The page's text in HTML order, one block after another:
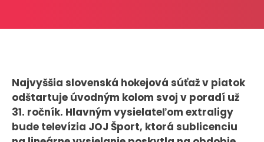
B2B Rozhovory
VEREJNÉ VYSIELANIE MS 2026
Najvyššia slovenská hokejová súťaž v piatok
odštartuje úvodným kolom svoj v poradí už
31. ročník. Hlavným vysielateľom extraligy
bude televízia JOJ Šport, ktorá sublicenciu